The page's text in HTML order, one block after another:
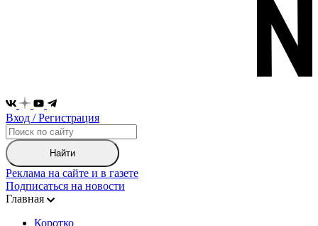
Вход / Регистрация
Найти
Реклама на сайте и в газете
Подписаться на новости
Главная
Коротко